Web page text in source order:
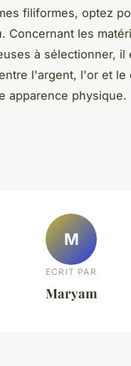
filiformes, optez
Concernant les
à sélectionner, il
l'argent, l'or et le
apparence physique.
M
ECRIT PAR
Maryam